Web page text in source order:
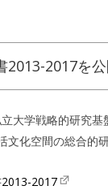
2017を公
大学戦略的研究
文化空間の総合的
2017